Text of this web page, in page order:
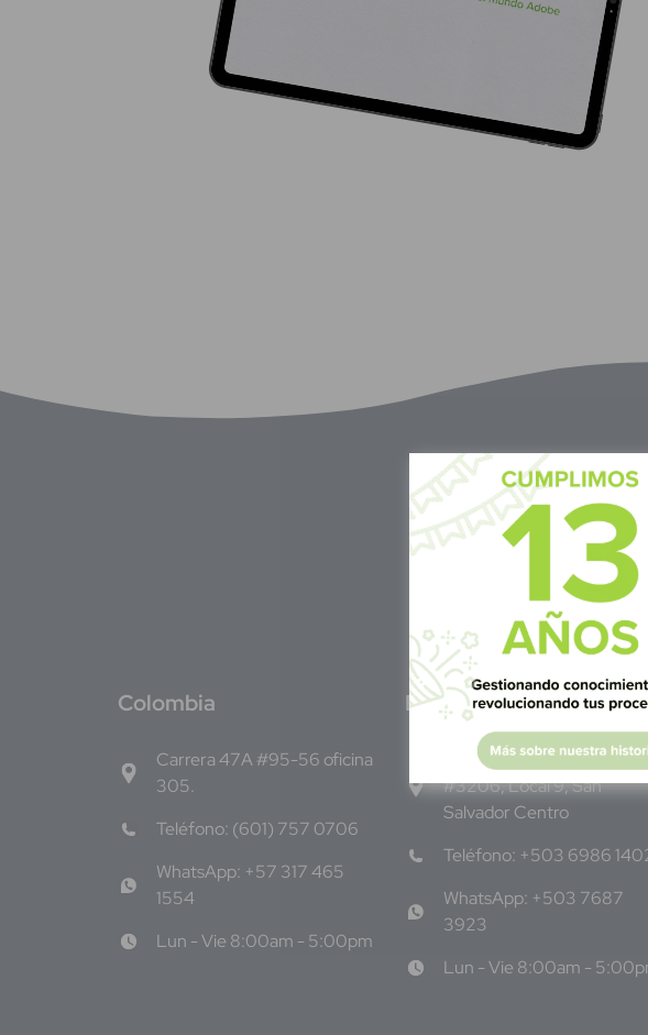
Colombia
Carrera 47A #95-56 oficina
305.
Teléfono: (601) 757 0706
WhatsApp: +57 317 465
1554
Lun - Vie 8:00am - 5:00pm
El Salvador
1ro Cll Pte, y 61 Av Nte,
#3206, Local 9, San
Salvador Centro
Teléfono: +503 6986
WhatsApp: +503 7687
3923
Lun - Vie 8:00am -